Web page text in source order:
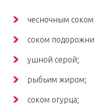
чесночным
соком
ушной серой;
рыбьим жиром;
соком огурца;